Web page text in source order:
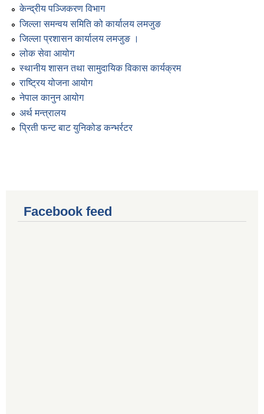
केन्द्रीय पञ्जिकरण विभाग
जिल्ला समन्वय समिति को कार्यालय लमजुङ
जिल्ला प्रशासन कार्यालय लमजुङ ।
लोक सेवा आयोग
स्थानीय शासन तथा सामुदायिक विकास कार्यक्रम
राष्ट्रिय योजना आयोग
नेपाल कानुन आयोग
अर्थ मन्त्रालय
प्रिती फन्ट बाट युनिकोड कन्भर्रटर
Facebook feed